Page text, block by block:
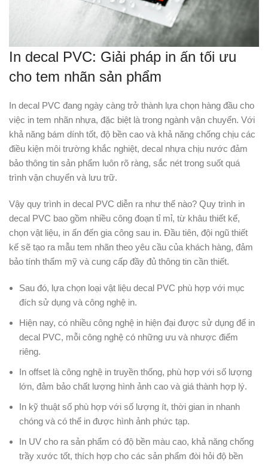
In decal PVC: Giải pháp in ấn tối ưu
cho tem nhãn sản phẩm
In decal PVC đang ngày càng trở thành lựa chọn hàng đầu cho
việc in tem nhãn nhựa, đặc biệt là trong ngành vận chuyển. Với
khả năng bám dính tốt, độ bền cao và khả năng chống chịu các
điều kiện môi trường khắc nghiệt, decal nhựa chịu nước đảm
bảo thông tin sản phẩm luôn rõ ràng, sắc nét trong suốt quá
trình vận chuyển và lưu trữ.
Vậy quy trình in decal PVC diễn ra như thế nào? Quy trình in
decal PVC bao gồm nhiều công đoạn tỉ mỉ, từ khâu thiết kế,
chọn vật liệu, in ấn đến gia công sau in. Đầu tiên, đội ngũ thiết
kế sẽ tạo ra mẫu tem nhãn theo yêu cầu của khách hàng, đảm
bảo tính thẩm mỹ và cung cấp đầy đủ thông tin cần thiết.
Sau đó, lựa chọn loại vật liệu decal PVC phù hợp với mục
đích sử dụng và công nghệ in.
Hiện nay, có nhiều công nghệ in hiện đại được sử dụng để in
decal PVC, mỗi công nghệ có những ưu và nhược điểm
riêng.
In offset là công nghệ in truyền thống, phù hợp với số lượng
lớn, đảm bảo chất lượng hình ảnh cao và giá thành hợp lý.
In kỹ thuật số phù hợp với số lượng ít, thời gian in nhanh
chóng và có thể in được hình ảnh phức tạp.
In UV cho ra sản phẩm có độ bền màu cao, khả năng chống
trầy xước tốt, thích hợp cho các sản phẩm đòi hỏi độ bền